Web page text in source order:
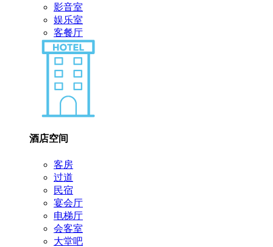
影音室
娱乐室
客餐厅
酒店空间
客房
过道
民宿
宴会厅
电梯厅
会客室
大堂吧